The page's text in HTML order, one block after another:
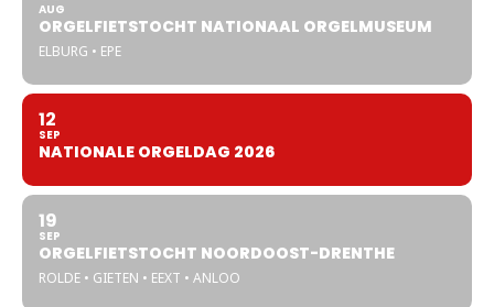
AUG
ORGELFIETSTOCHT NATIONAAL ORGELMUSEUM
ELBURG • EPE
12
SEP
NATIONALE ORGELDAG 2026
19
SEP
ORGELFIETSTOCHT NOORDOOST-DRENTHE
ROLDE • GIETEN • EEXT • ANLOO